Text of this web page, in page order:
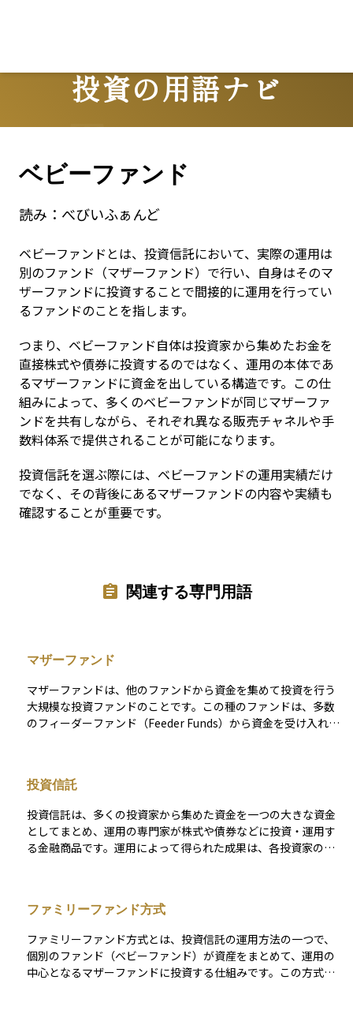
投資の用語ナビ
Terms
ベビーファンド
読み： べびいふぁんど
ベビーファンドとは、投資信託において、実際の運用は
別のファンド（マザーファンド）で行い、自身はそのマ
ザーファンドに投資することで間接的に運用を行ってい
るファンドのことを指します。
つまり、ベビーファンド自体は投資家から集めたお金を
直接株式や債券に投資するのではなく、運用の本体であ
るマザーファンドに資金を出している構造です。この仕
組みによって、多くのベビーファンドが同じマザーファ
ンドを共有しながら、それぞれ異なる販売チャネルや手
数料体系で提供されることが可能になります。
投資信託を選ぶ際には、ベビーファンドの運用実績だけ
でなく、その背後にあるマザーファンドの内容や実績も
確認することが重要です。
関連する専門用語
マザーファンド
マザーファンドは、他のファンドから資金を集めて投資を行う
大規模な投資ファンドのことです。この種のファンドは、多数
のフィーダーファンド（Feeder Funds）から資金を受け入れ、
一元化された専門的な投資運用を提供します。 マザーファンド
構造は特に、異なる投資戦略を持つ複数のファンドが同じ資産
クラスに投資する場合に有効で、運用コストの削減や運用の効
率化を図ることができます。また、投資の規模が大きくなるこ
とで、より良い取引条件を得ることが可能になる場合もありま
しています。 マザーファンドは、フィーダーファンドからの資
管理などの中核的な運用活動を担うため、高度な専門知識と経
験が求められます。このため、ファンドの運用成績は、マザー
ファンドの運用能力に直接的に依存することになります。
投資信託
投資信託は、多くの投資家から集めた資金を一つの大きな資金
としてまとめ、運用の専門家が株式や債券などに投資・運用す
る金融商品です。運用によって得られた成果は、各投資家の投
料などのコストが発生することにも注意が必要です。また、投
資信託ごとに運用方針やリスクの水準が異なり、運用の専門家
がその方針に基づいて投資先を選定し、資金を運用していきま
す。
ファミリーファンド方式
ファミリーファンド方式とは、投資信託の運用方法の一つで、
個別のファンド（ベビーファンド）が資産をまとめて、運用の
中心となるマザーファンドに投資する仕組みです。この方式で